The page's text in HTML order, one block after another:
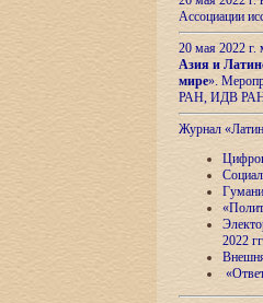
Ассоциации
20 мая 2022
Азия и
мире».
РАН, ИДВ
Журнал
2022